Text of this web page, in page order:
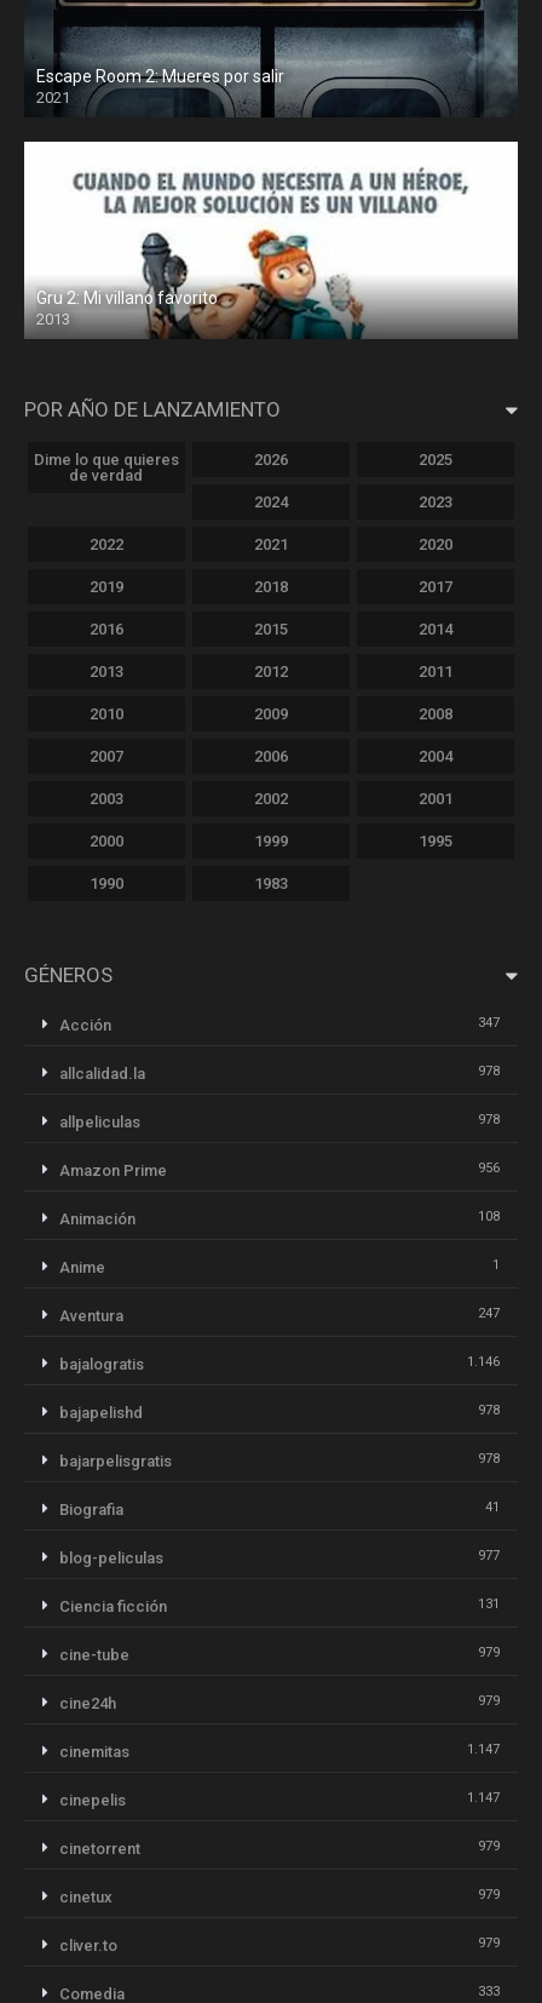
Escape Room 2: Mueres por salir
2021
Gru 2: Mi villano favorito
2013
POR AÑO DE LANZAMIENTO
Dime lo que quieres
de verdad
2026 2025
2024 2023
2022 2021 2020
2019 2018 2017
2016 2015 2014
2013 2012 2011
2010 2009 2008
2007 2006 2004
2003 2002 2001
2000 1999 1995
1990 1983
GÉNEROS
Acción 347
allcalidad.la 978
allpeliculas 978
Amazon Prime 956
Animación 108
Anime 1
Aventura 247
bajalogratis 1.146
bajapelishd 978
bajarpelisgratis 978
Biografia 41
blog-peliculas 977
Ciencia ficción 131
cine-tube 979
cine24h 979
cinemitas 1.147
cinepelis 1.147
cinetorrent 979
cinetux 979
cliver.to 979
Comedia 333